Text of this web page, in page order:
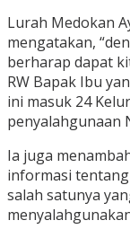
Lurah Medokan
mengatakan,
berharap dapat
RW Bapak Ibu
ini masuk 24
penyalahgunaan
Ia juga
informasi
salah satunya